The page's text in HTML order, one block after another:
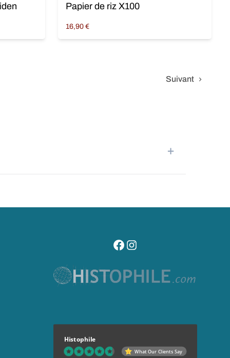
Papier de riz X100
16,90 €
Ajouter au panier
Suivant
+
visitez notre page facebook
suivez notre compte
Histophile
What Our Clients Say